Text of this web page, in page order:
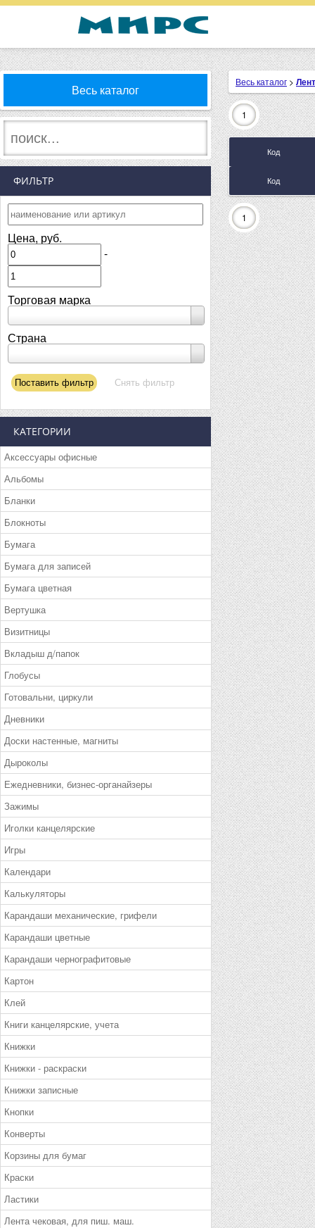
Весь каталог
ФИЛЬТР
Цена, руб.
-
Торговая марка
Страна
КАТЕГОРИИ
Аксессуары офисные
Альбомы
Бланки
Блокноты
Бумага
Бумага для записей
Бумага цветная
Вертушка
Визитницы
Вкладыш д/папок
Глобусы
Готовальни, циркули
Дневники
Доски настенные, магниты
Дыроколы
Ежедневники, бизнес-органайзеры
Зажимы
Иголки канцелярские
Игры
Календари
Калькуляторы
Карандаши механические, грифели
Карандаши цветные
Карандаши чернографитовые
Картон
Клей
Книги канцелярские, учета
Книжки
Книжки - раскраски
Книжки записные
Кнопки
Конверты
Корзины для бумаг
Краски
Ластики
Лента чековая, для пиш. маш.
Весь каталог >
1
Код
Код
1